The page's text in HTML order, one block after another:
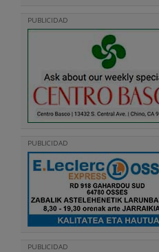
PUBLICIDAD
PUBLICIDAD
PUBLICIDAD